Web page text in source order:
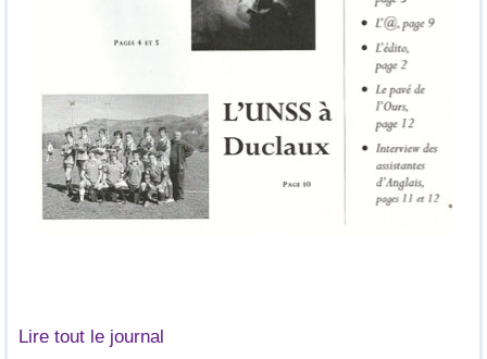
Lire tout le journal